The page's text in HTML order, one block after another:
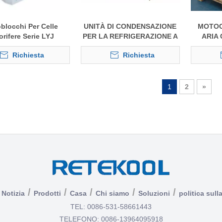
Per Celle
Serie LYJ
Richiesta
UNITÀ DI CONDENSAZIONE
PER LA REFRIGERAZIONE A
CASSONETTO
COMMERCIALE
Richiesta
ARIA
1 2 »
Notizia / Prodotti / Casa / Chi siamo / Soluzioni / politica
TEL: 0086-531-58661443
TELEFONO: 0086-13964095918